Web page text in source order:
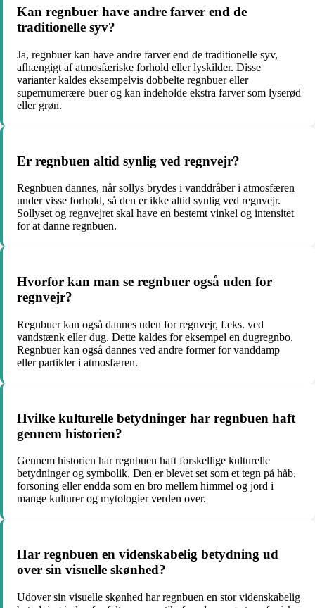
Kan regnbuer have andre farver end de
traditionelle syv?
Ja, regnbuer kan have andre farver end de traditionelle syv,
afhængigt af atmosfæriske forhold eller lyskilder. Disse
varianter kaldes eksempelvis dobbelte regnbuer eller
supernumerære buer og kan indeholde ekstra farver som lyserød
eller grøn.
Er regnbuen altid synlig ved regnvejr?
Regnbuen dannes, når sollys brydes i vanddråber i atmosfæren
under visse forhold, så den er ikke altid synlig ved regnvejr.
Sollyset og regnvejret skal have en bestemt vinkel og intensitet
for at danne regnbuen.
Hvorfor kan man se regnbuer også uden for
regnvejr?
Regnbuer kan også dannes uden for regnvejr, f.eks. ved
vandstænk eller dug. Dette kaldes for eksempel en dugregnbo.
Regnbuer kan også dannes ved andre former for vanddamp
eller partikler i atmosfæren.
Hvilke kulturelle betydninger har regnbuen haft
gennem historien?
Gennem historien har regnbuen haft forskellige kulturelle
betydninger og symbolik. Den er blevet set som et tegn på håb,
forsoning eller endda som en bro mellem himmel og jord i
mange kulturer og mytologier verden over.
Har regnbuen en videnskabelig betydning ud
over sin visuelle skønhed?
Udover sin visuelle skønhed har regnbuen en stor videnskabelig